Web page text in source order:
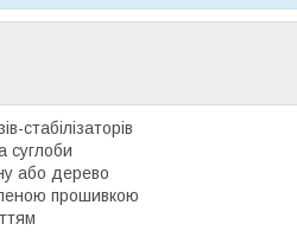
стабілізаторів
суглоби
або дерево
прошивкою